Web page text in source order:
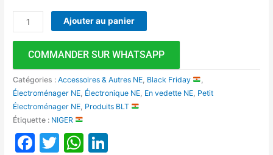
Ajouter au panier
COMMANDER SUR WHATSAPP
Catégories :Accessoires & Autres NE, Black Friday
,
Électroménager NE, Électronique NE, En vedette NE, Petit
Électroménager NE, Produits BLT
Étiquette : NIGER
Facebook
TwitterWhatsApp